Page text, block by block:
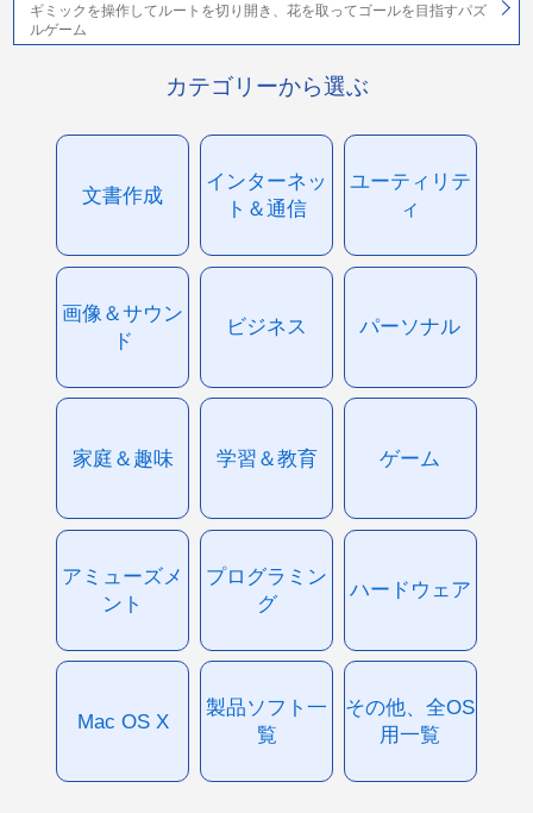
ギミックを操作してルートを切り開き、花を取ってゴールを目指すパズ
ルゲーム
カテゴリーから選ぶ
文書作成
インターネッ
ト＆通信
ユーティリテ
ィ
画像＆サウン
ド
ビジネス パーソナル
家庭＆趣味 学習＆教育 ゲーム
アミューズメ
ント
プログラミン
グ
ハードウェア
Mac OS X
製品ソフト一
覧
その他、全OS
用一覧